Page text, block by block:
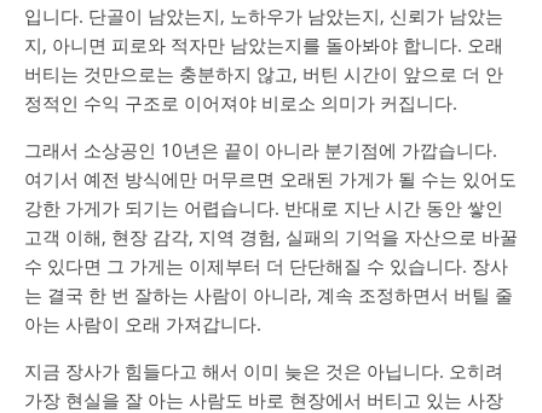
입니다. 단골이 남았는지, 노하우가 남았는지, 신뢰가 남았는
지, 아니면 피로와 적자만 남았는지를 돌아봐야 합니다. 오래
버티는 것만으로는 충분하지 않고, 버틴 시간이 앞으로 더 안
정적인 수익 구조로 이어져야 비로소 의미가 커집니다.
그래서 소상공인 10년은 끝이 아니라 분기점에 가깝습니다.
여기서 예전 방식에만 머무르면 오래된 가게가 될 수는 있어도
강한 가게가 되기는 어렵습니다. 반대로 지난 시간 동안 쌓인
고객 이해, 현장 감각, 지역 경험, 실패의 기억을 자산으로 바꿀
수 있다면 그 가게는 이제부터 더 단단해질 수 있습니다. 장사
는 결국 한 번 잘하는 사람이 아니라, 계속 조정하면서 버틸 줄
아는 사람이 오래 가져갑니다.
지금 장사가 힘들다고 해서 이미 늦은 것은 아닙니다. 오히려
가장 현실을 잘 아는 사람도 바로 현장에서 버티고 있는 사장